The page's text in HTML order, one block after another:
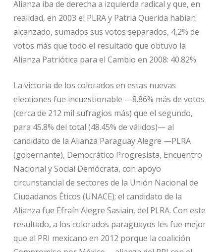
Alianza iba de derecha a izquierda radical y que, en
realidad, en 2003 el PLRA y Patria Querida habían
alcanzado, sumados sus votos separados, 4,2% de
votos más que todo el resultado que obtuvo la
Alianza Patriótica para el Cambio en 2008: 40.82%.
La victoria de los colorados en estas nuevas
elecciones fue incuestionable —8.86% más de votos
(cerca de 212 mil sufragios más) que el segundo,
para 45.8% del total (48.45% de válidos)— al
candidato de la Alianza Paraguay Alegre —PLRA
(gobernante), Democrático Progresista, Encuentro
Nacional y Social Demócrata, con apoyo
circunstancial de sectores de la Unión Nacional de
Ciudadanos Éticos (UNACE); el candidato de la
Alianza fue Efraín Alegre Sasiain, del PLRA. Con este
resultado, a los colorados paraguayos les fue mejor
que al PRI mexicano en 2012 porque la coalición